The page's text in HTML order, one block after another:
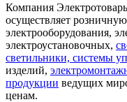
Компания
осуществляет
электрооборудования,
электроустановочных,
светильники, системы
изделий,
продукции ведущих
ценам.